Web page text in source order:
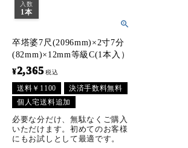
入数
1本
卒塔婆7尺(2096mm)×2寸7分
(82mm)×12mm等級C(1本入）
¥2,365 税込
送料￥1100
決済手数料無料
個人宅送料追加
必要な分だけ、無駄なくご購入
いただけます。初めてのお客様
にもお試しとして最適です。